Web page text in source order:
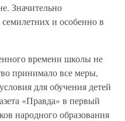
Значительно
и особенно в
времени школы не
принимало все меры,
для обучения детей
«Правда» в первый
народного образования